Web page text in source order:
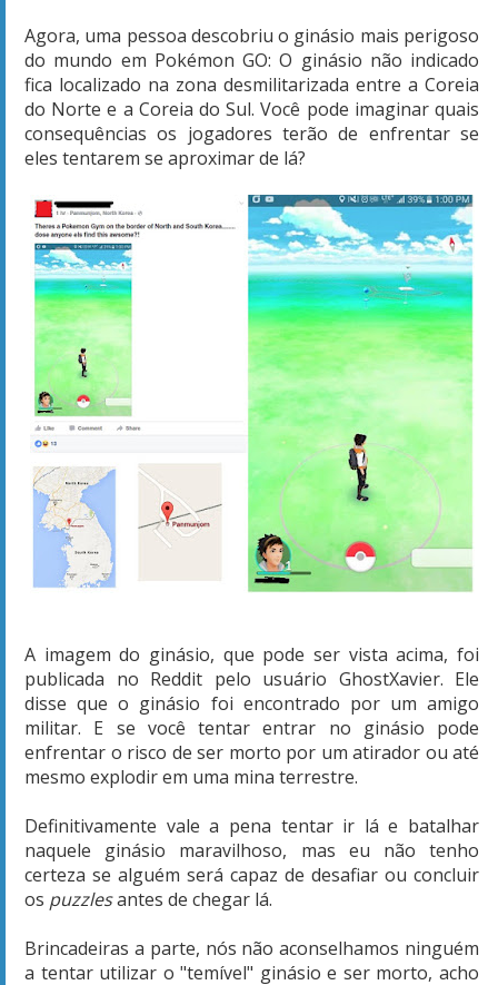
Agora, uma pessoa descobriu o ginásio mais perigoso
do mundo em Pokémon GO: O ginásio não indicado
fica localizado na zona desmilitarizada entre a Coreia
do Norte e a Coreia do Sul. Você pode imaginar quais
consequências os jogadores terão de enfrentar se
eles tentarem se aproximar de lá?
A imagem do ginásio, que pode ser vista acima, foi
publicada no Reddit pelo usuário GhostXavier. Ele
disse que o ginásio foi encontrado por um amigo
militar. E se você tentar entrar no ginásio pode
enfrentar o risco de ser morto por um atirador ou até
mesmo explodir em uma mina terrestre.
Definitivamente vale a pena tentar ir lá e batalhar
naquele ginásio maravilhoso, mas eu não tenho
certeza se alguém será capaz de desafiar ou concluir
os puzzlesantes de chegar lá.
Brincadeiras a parte, nós não aconselhamos ninguém
a tentar utilizar o "temível" ginásio e ser morto, acho